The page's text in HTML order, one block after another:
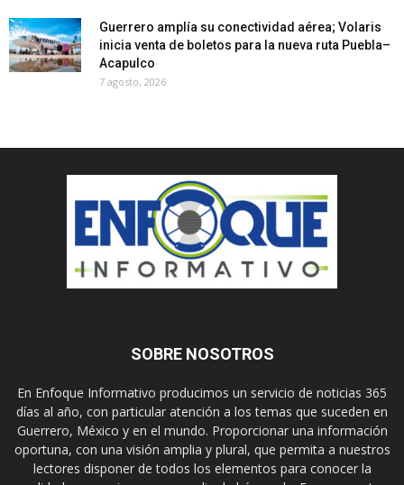
Guerrero amplía su conectividad aérea; Volaris
inicia venta de boletos para la nueva ruta Puebla–
Acapulco
7 agosto, 2026
SOBRE NOSOTROS
En Enfoque Informativo producimos un servicio de noticias 365
días al año, con particular atención a los temas que suceden en
Guerrero, México y en el mundo. Proporcionar una información
oportuna, con una visión amplia y plural, que permita a nuestros
lectores disponer de todos los elementos para conocer la